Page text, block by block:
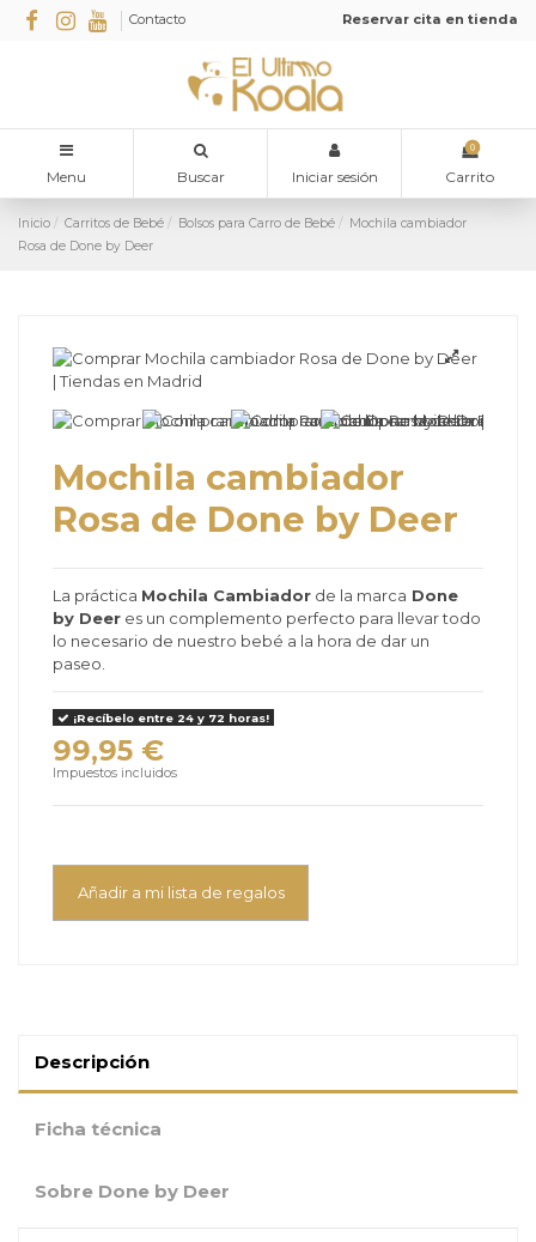
Contacto Reservar cita en tienda
Menu Buscar Iniciar sesión
0
Carrito
Inicio Carritos de Bebé Bolsos para Carro de Bebé
Mochila cambiador
Rosa de Done by Deer
Mochila cambiador
Rosa de Done by Deer
La práctica Mochila Cambiador de la marca Done
by Deer es un complemento perfecto para llevar todo
lo necesario de nuestro bebé a la hora de dar un
paseo.
¡Recíbelo entre 24 y 72 horas!
99,95 €
Impuestos incluidos
Añadir a mi lista de regalos
Descripción
Ficha técnica
Sobre Done by Deer